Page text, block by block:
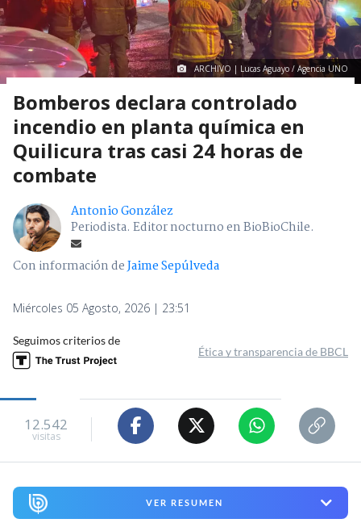
ARCHIVO | Lucas Aguayo / Agencia UNO
Bomberos declara controlado
incendio en planta química en
Quilicura tras casi 24 horas de
combate
Antonio González
Periodista. Editor nocturno en BioBioChile.
Con información deJaime Sepúlveda
Miércoles 05 Agosto, 2026 | 23:51
Seguimos criterios de
Ética y transparencia de BBCL
12.542
visitas
VER RESUMEN